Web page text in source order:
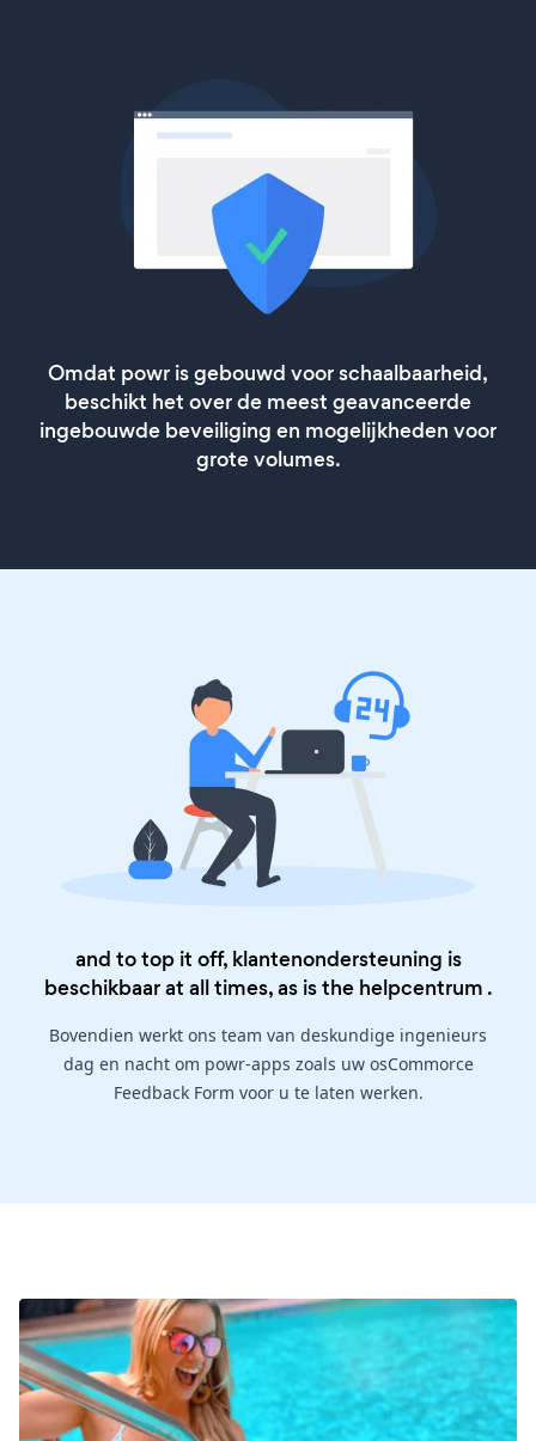
Omdat powr is gebouwd voor schaalbaarheid,
beschikt het over de meest geavanceerde
ingebouwde beveiliging en mogelijkheden voor
grote volumes.
and to top it off, klantenondersteuning is
beschikbaar at all times, as is the helpcentrum .
Bovendien werkt ons team van deskundige ingenieurs
dag en nacht om powr-apps zoals uw osCommorce
Feedback Form voor u te laten werken.